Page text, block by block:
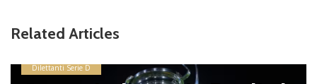
Related Articles
Dilettanti Serie D